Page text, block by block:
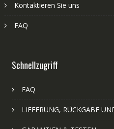
Kontaktieren Sie uns
FAQ
Schnellzugriff
FAQ
LIEFERUNG, RÜCKGABE